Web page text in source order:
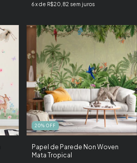
6 x de R$20,82 sem juros
20% OFF
Papel de Parede Non Woven
Mata Tropical